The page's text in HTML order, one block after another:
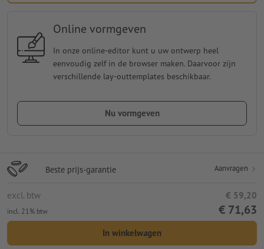
Online vormgeven
In onze online-editor kunt u uw ontwerp heel
eenvoudig zelf in de browser maken. Daarvoor zijn
verschillende lay-outtemplates beschikbaar.
Nu vormgeven
Beste prijs-garantie Aanvragen
excl. btw € 59,20
incl. 21% btw € 71,63
In winkelwagen